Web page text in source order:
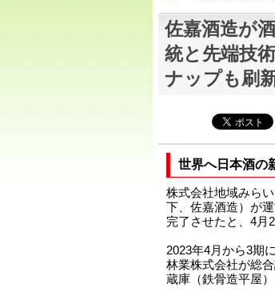
佐嘉酒造が
統と先端技
ナップも刷
世界へ日本酒の
株式会社地域みら
下、佐嘉酒造）が
完了させたと、4月
2023年4月から3期
林業株式会社が総
蔵庫（鉄骨造平屋